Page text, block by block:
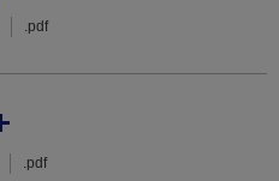
.pdf
.pdf